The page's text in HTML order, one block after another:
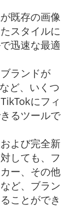
既存の画像
スタイルに
迅速な最適
ブランドが
ど、いくつ
にフィ
るツールで
よび完全新
しても、フ
ー、その他
ど、ブラン
ことができ